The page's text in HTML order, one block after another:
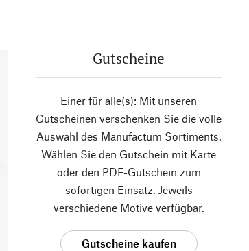
Gutscheine
Einer für alle(s): Mit unseren
Gutscheinen verschenken Sie die volle
Auswahl des Manufactum Sortiments.
Wählen Sie den Gutschein mit Karte
oder den PDF-Gutschein zum
sofortigen Einsatz. Jeweils
verschiedene Motive verfügbar.
Gutscheine kaufen